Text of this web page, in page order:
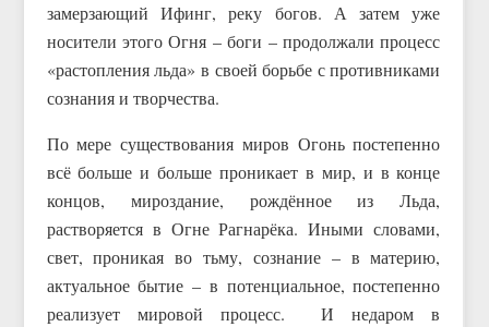
замерзающий Ифинг, реку богов. А затем уже
носители этого Огня – боги – продолжали процесс
«растопления льда» в своей борьбе с противниками
сознания и творчества.
По мере существования миров Огонь постепенно
всё больше и больше проникает в мир, и в конце
концов, мироздание, рождённое из Льда,
растворяется в Огне Рагнарёка. Иными словами,
свет, проникая во тьму, сознание – в материю,
актуальное бытие – в потенциальное, постепенно
реализует мировой процесс. И недаром в